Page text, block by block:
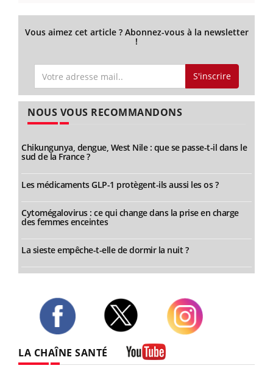
Vous aimez cet article ? Abonnez-vous à la newsletter
!
S'inscrire
NOUS VOUS RECOMMANDONS
Chikungunya, dengue, West Nile : que se passe-t-il dans le
sud de la France ?
Les médicaments GLP-1 protègent-ils aussi les os ?
Cytomégalovirus : ce qui change dans la prise en charge
des femmes enceintes
La sieste empêche-t-elle de dormir la nuit ?
LA CHAÎNE SANTÉ